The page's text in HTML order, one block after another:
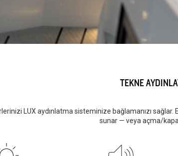
TEKNE
LUX aydınlatma sisteminize bağlamanızı
sunar — veya açma/